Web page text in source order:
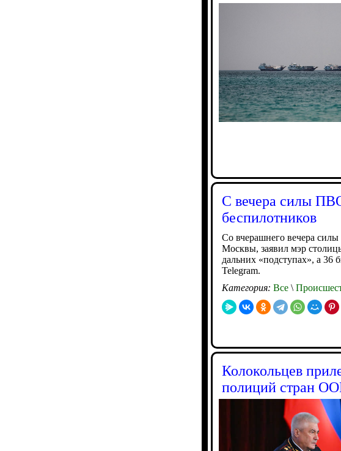
С вечера силы
беспилотников
Со вчерашнего вечера
Москвы, заявил мэр
дальних «подступах», а 36
Telegram.
Категория: Все \
Колокольцев
полиций стран